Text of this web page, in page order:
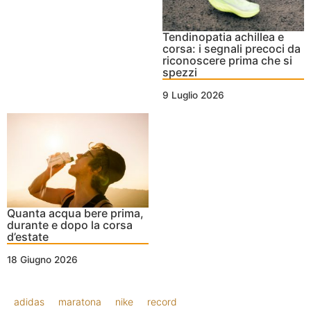
Tendinopatia achillea e
corsa: i segnali precoci da
riconoscere prima che si
spezzi
9 Luglio 2026
Quanta acqua bere prima,
durante e dopo la corsa
d’estate
18 Giugno 2026
adidas maratona nike record